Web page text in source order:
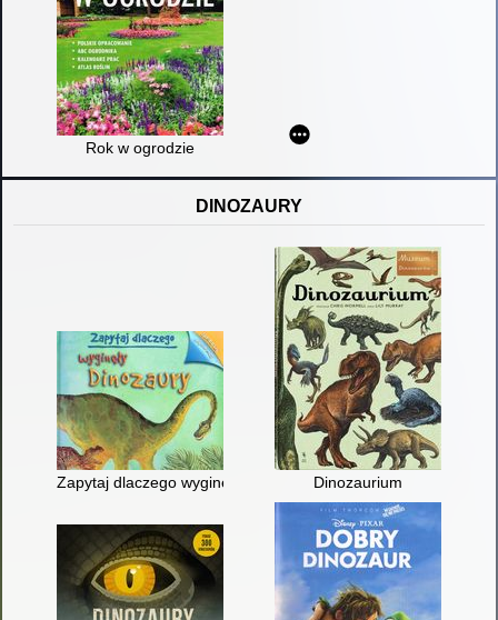
Rok w ogrodzie
DINOZAURY
Zapytaj dlaczego wyginęły dinozaury Dinozaurium